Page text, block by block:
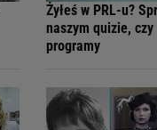
Żyłeś w PRL-u?
naszym quizie,
programy